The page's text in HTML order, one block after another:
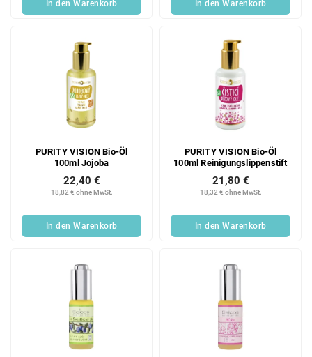
In den Warenkorb In den Warenkorb
PURITY VISION Bio-Öl
100ml Jojoba
18,82 € ohne MwSt.
22,40 €
In den Warenkorb
PURITY VISION Bio-Öl
100ml Reinigungslippenstift
18,32 € ohne MwSt.
21,80 €
In den Warenkorb